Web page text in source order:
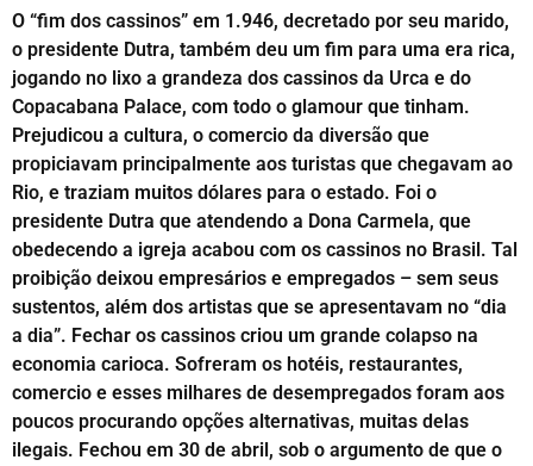
O “fim dos cassinos” em 1.946, decretado por seu marido,
o presidente Dutra, também deu um fim para uma era rica,
jogando no lixo a grandeza dos cassinos da Urca e do
Copacabana Palace, com todo o glamour que tinham.
Prejudicou a cultura, o comercio da diversão que
propiciavam principalmente aos turistas que chegavam ao
Rio, e traziam muitos dólares para o estado. Foi o
presidente Dutra que atendendo a Dona Carmela, que
obedecendo a igreja acabou com os cassinos no Brasil. Tal
proibição deixou empresários e empregados – sem seus
sustentos, além dos artistas que se apresentavam no “dia
a dia”. Fechar os cassinos criou um grande colapso na
economia carioca. Sofreram os hotéis, restaurantes,
comercio e esses milhares de desempregados foram aos
poucos procurando opções alternativas, muitas delas
ilegais. Fechou em 30 de abril, sob o argumento de que o